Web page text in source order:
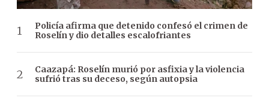
Policía afirma que detenido confesó el crimen de
Roselín y dio detalles escalofriantes
Caazapá: Roselín murió por asfixia y la violencia
sufrió tras su deceso, según autopsia